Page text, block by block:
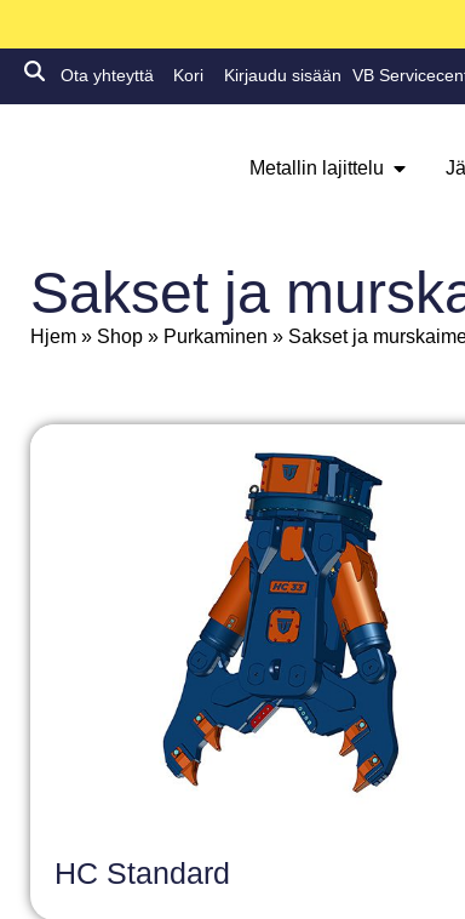
Ota yhteyttä Kori Kirjaudu sisään VB
Metallin lajittelu
Sakset ja
Hjem » Shop » Purkaminen » Sakset ja
HC Standard